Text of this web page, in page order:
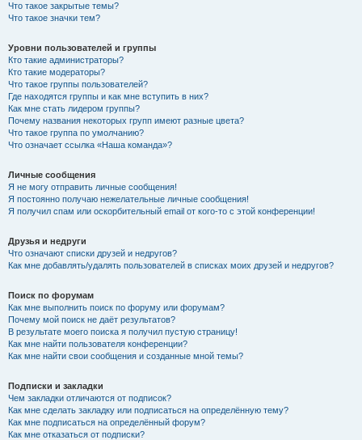
Что такое закрытые темы?
Что такое значки тем?
Уровни пользователей и группы
Кто такие администраторы?
Кто такие модераторы?
Что такое группы пользователей?
Где находятся группы и как мне вступить в них?
Как мне стать лидером группы?
Почему названия некоторых групп имеют разные цвета?
Что такое группа по умолчанию?
Что означает ссылка «Наша команда»?
Личные сообщения
Я не могу отправить личные сообщения!
Я постоянно получаю нежелательные личные сообщения!
Я получил спам или оскорбительный email от кого-то с этой конференции!
Друзья и недруги
Что означают списки друзей и недругов?
Как мне добавлять/удалять пользователей в списках моих друзей и недругов?
Поиск по форумам
Как мне выполнить поиск по форуму или форумам?
Почему мой поиск не даёт результатов?
В результате моего поиска я получил пустую страницу!
Как мне найти пользователя конференции?
Как мне найти свои сообщения и созданные мной темы?
Подписки и закладки
Чем закладки отличаются от подписок?
Как мне сделать закладку или подписаться на определённую тему?
Как мне подписаться на определённый форум?
Как мне отказаться от подписки?